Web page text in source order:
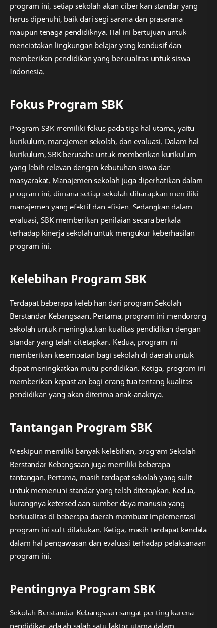
program ini, setiap sekolah akan diberikan standar yang
harus dipenuhi, baik dari segi sarana dan prasarana
maupun tenaga pendidiknya. Hal ini bertujuan untuk
menciptakan lingkungan belajar yang kondusif dan
memberikan pendidikan yang berkualitas untuk siswa
Indonesia.
Fokus Program SBK
Program SBK memiliki fokus pada tiga hal utama, yaitu
kurikulum, manajemen sekolah, dan evaluasi. Dalam hal
kurikulum, SBK berusaha untuk memberikan kurikulum
yang lebih relevan dengan kebutuhan siswa dan
masyarakat. Manajemen sekolah juga diperhatikan dalam
program ini, dimana setiap sekolah diharapkan memiliki
manajemen yang efektif dan efisien. Sedangkan dalam
evaluasi, SBK memberikan penilaian secara berkala
terhadap kinerja sekolah untuk mengukur keberhasilan
program ini.
Kelebihan Program SBK
Terdapat beberapa kelebihan dari program Sekolah
Berstandar Kebangsaan. Pertama, program ini mendorong
sekolah untuk meningkatkan kualitas pendidikan dengan
standar yang telah ditetapkan. Kedua, program ini
memberikan kesempatan bagi sekolah di daerah untuk
dapat meningkatkan mutu pendidikan. Ketiga, program ini
memberikan kepastian bagi orang tua tentang kualitas
pendidikan yang akan diterima anak-anaknya.
Tantangan Program SBK
Meskipun memiliki banyak kelebihan, program Sekolah
Berstandar Kebangsaan juga memiliki beberapa
tantangan. Pertama, masih terdapat sekolah yang sulit
untuk memenuhi standar yang telah ditetapkan. Kedua,
kurangnya ketersediaan sumber daya manusia yang
berkualitas di beberapa daerah membuat implementasi
program ini sulit dilakukan. Ketiga, masih terdapat kendala
dalam hal pengawasan dan evaluasi terhadap pelaksanaan
program ini.
Pentingnya Program SBK
Sekolah Berstandar Kebangsaan sangat penting karena
pendidikan adalah salah satu faktor utama dalam